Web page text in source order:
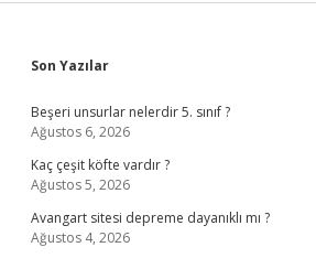
Sidebar
Son Yazılar
Beşeri unsurlar nelerdir 5. sınıf ?
Ağustos 6, 2026
Kaç çeşit köfte vardır ?
Ağustos 5, 2026
Avangart sitesi depreme dayanıklı mı ?
Ağustos 4, 2026